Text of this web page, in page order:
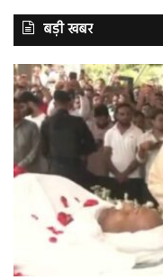
बड़ी खबर